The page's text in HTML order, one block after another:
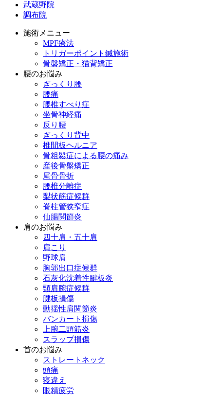
武蔵野院
調布院
施術メニュー
MPF療法
トリガーポイント鍼施術
骨盤矯正・猫背矯正
腰のお悩み
ぎっくり腰
腰痛
腰椎すべり症
坐骨神経痛
反り腰
ぎっくり背中
椎間板ヘルニア
骨粗鬆症による腰の痛み
産後骨盤矯正
尾骨骨折
腰椎分離症
梨状筋症候群
脊柱管狭窄症
仙腸関節炎
肩のお悩み
四十肩・五十肩
肩こり
野球肩
胸郭出口症候群
石灰化沈着性腱板炎
頸肩腕症候群
腱板損傷
動揺性肩関節炎
バンカート損傷
上腕二頭筋炎
スラップ損傷
首のお悩み
ストレートネック
頭痛
寝違え
眼精疲労